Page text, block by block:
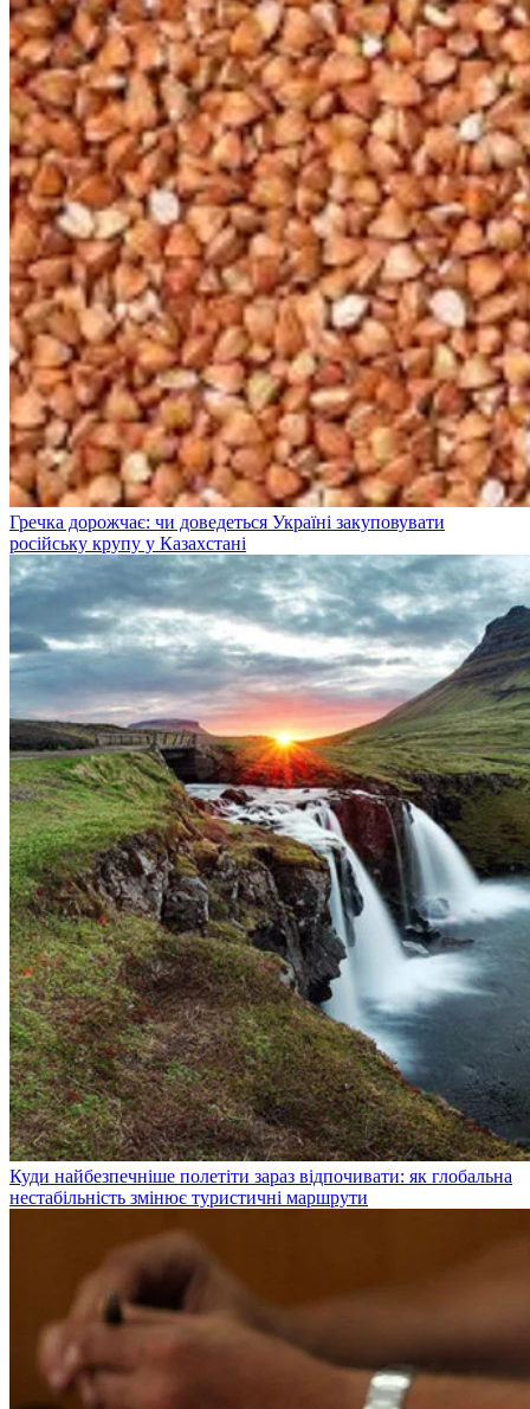
Гречка дорожчає: чи доведеться Україні закуповувати
російську крупу у Казахстані
Куди найбезпечніше полетіти зараз відпочивати: як глобальна
нестабільність змінює туристичні маршрути